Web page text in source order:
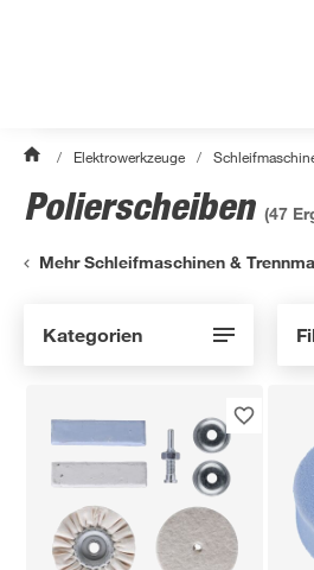
/ Elektrowerkzeuge /
Polierscheiben (47
Mehr Schleifmaschinen &
Kategorien